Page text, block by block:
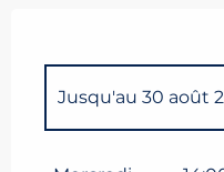
Jusqu'au 30 août